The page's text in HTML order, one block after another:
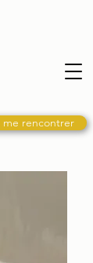
me rencontrer